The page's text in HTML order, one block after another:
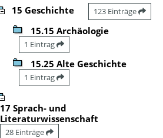
15 Geschichte 123 Einträge
15.15 Archäologie
1 Eintrag
15.25 Alte Geschichte
1 Eintrag
17 Sprach- und
Literaturwissenschaft
28 Einträge